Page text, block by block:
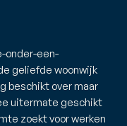
onder-een-
geliefde woonwijk
beschikt over maar
uitermate geschikt
zoekt voor werken